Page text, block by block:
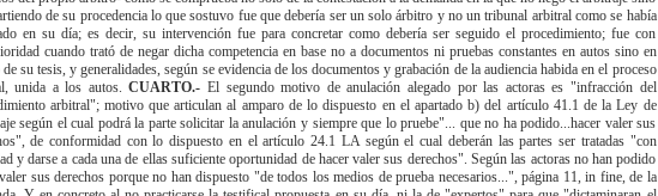
de su procedencia lo que sostuvo fue que debería ser un solo árbitro y no un tribunal arbitral como se había
en su día; es decir, su intervención fue para concretar como debería ser seguido el procedimiento; fue con
cuando trató de negar dicha competencia en base no a documentos ni pruebas constantes en autos sino en
su tesis, y generalidades, según se evidencia de los documentos y grabación de la audiencia habida en el proceso
unida a los autos.CUARTO.- El segundo motivo de anulación alegado por las actoras es "infracción del
arbitral"; motivo que articulan al amparo de lo dispuesto en el apartado b) del artículo 41.1 de la Ley de
según el cual podrá la parte solicitar la anulación y siempre que lo pruebe"... que no ha podido...hacer valer sus
de conformidad con lo dispuesto en el artículo 24.1 LA según el cual deberán las partes ser tratadas "con
y darse a cada una de ellas suficiente oportunidad de hacer valer sus derechos". Según las actoras no han podido
sus derechos porque no han dispuesto "de todos los medios de prueba necesarios...", página 11, in fine, de la